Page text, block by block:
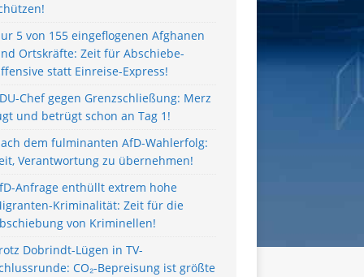
5 von 155 eingeflogenen Afghanen
Ortskräfte: Zeit für Abschiebe-
statt Einreise-Express!
Chef gegen Grenzschließung: Merz
und betrügt schon an Tag 1!
dem fulminanten AfD-Wahlerfolg:
Verantwortung zu übernehmen!
Anfrage enthüllt extrem hohe
Kriminalität: Zeit für die
von Kriminellen!
Dobrindt-Lügen in TV-
CO₂-Bepreisung ist größte